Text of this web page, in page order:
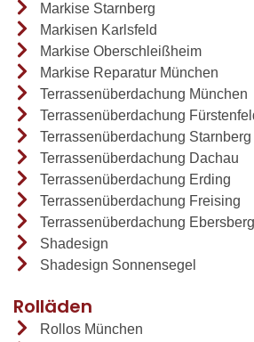
Markise Starnberg
Markisen Karlsfeld
Markise Oberschleißheim
Markise Reparatur München
Terrassenüberdachung München
Terrassenüberdachung
Terrassenüberdachung Starnberg
Terrassenüberdachung Dachau
Terrassenüberdachung Erding
Terrassenüberdachung Freising
Terrassenüberdachung Ebersberg
Shadesign
Shadesign Sonnensegel
Rolläden
Rollos München